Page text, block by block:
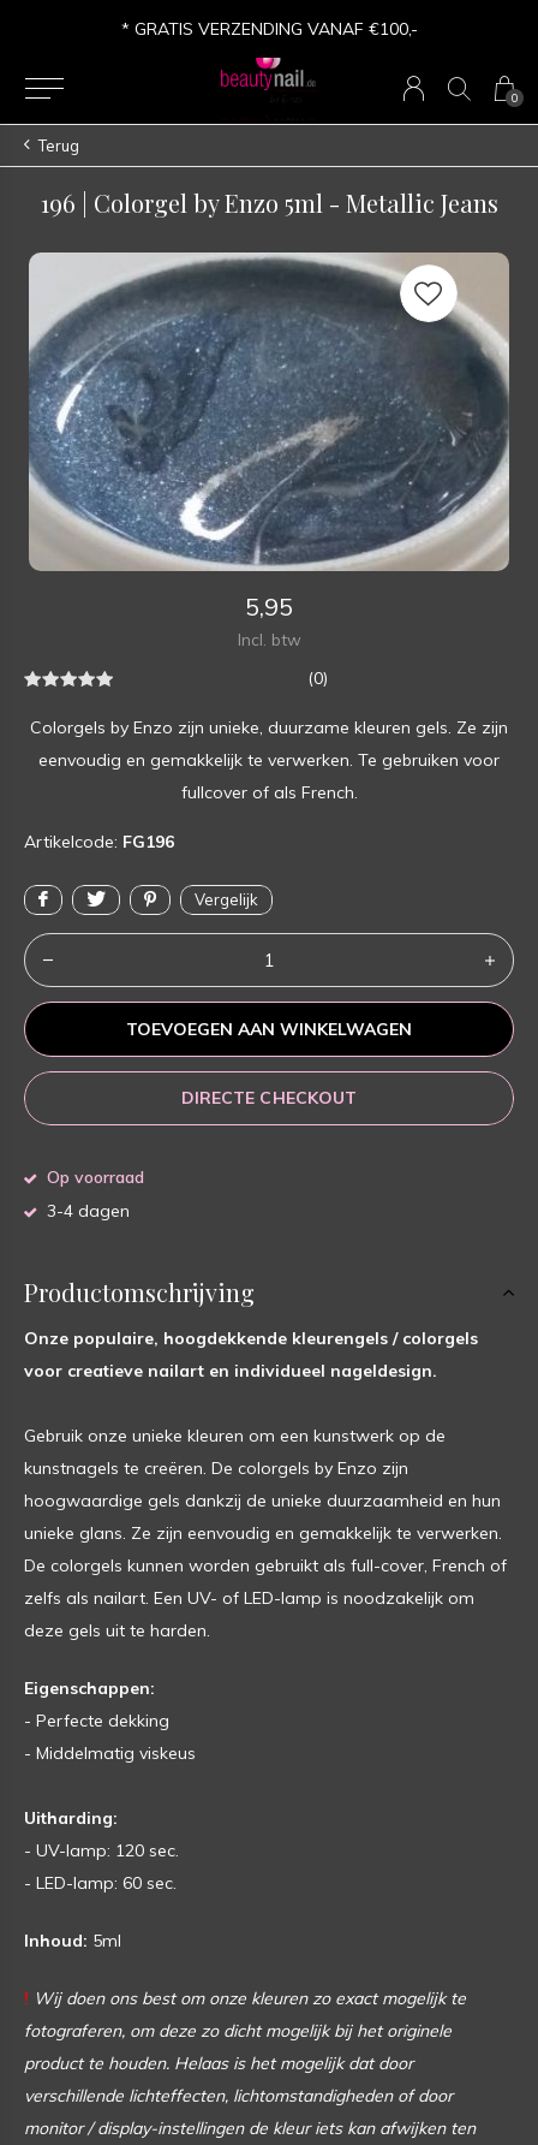
0
* GRATIS VERZENDING VANAF €100,-
Terug
196 | Colorgel by Enzo 5ml - Metallic Jeans
5,95
Incl. btw
(0)
Colorgels by Enzo zijn unieke, duurzame kleuren gels. Ze zijn
eenvoudig en gemakkelijk te verwerken. Te gebruiken voor
fullcover of als French.
Artikelcode: FG196
Vergelijk
TOEVOEGEN AAN WINKELWAGEN
DIRECTE CHECKOUT
Op voorraad
3-4 dagen
Productomschrijving
Onze populaire, hoogdekkende kleurengels / colorgels
voor creatieve nailart en individueel nageldesign.
Gebruik onze unieke kleuren om een kunstwerk op de
kunstnagels te creëren. De colorgels by Enzo zijn
hoogwaardige gels dankzij de unieke duurzaamheid en hun
unieke glans. Ze zijn eenvoudig en gemakkelijk te verwerken.
De colorgels kunnen worden gebruikt als full-cover, French of
zelfs als nailart. Een UV- of LED-lamp is noodzakelijk om
deze gels uit te harden.
Eigenschappen:
- Perfecte dekking
- Middelmatig viskeus
Uitharding:
- UV-lamp: 120 sec.
- LED-lamp: 60 sec.
Inhoud: 5ml
! Wij doen ons best om onze kleuren zo exact mogelijk te
fotograferen, om deze zo dicht mogelijk bij het originele
product te houden. Helaas is het mogelijk dat door
verschillende lichteffecten, lichtomstandigheden of door
monitor / display-instellingen de kleur iets kan afwijken ten